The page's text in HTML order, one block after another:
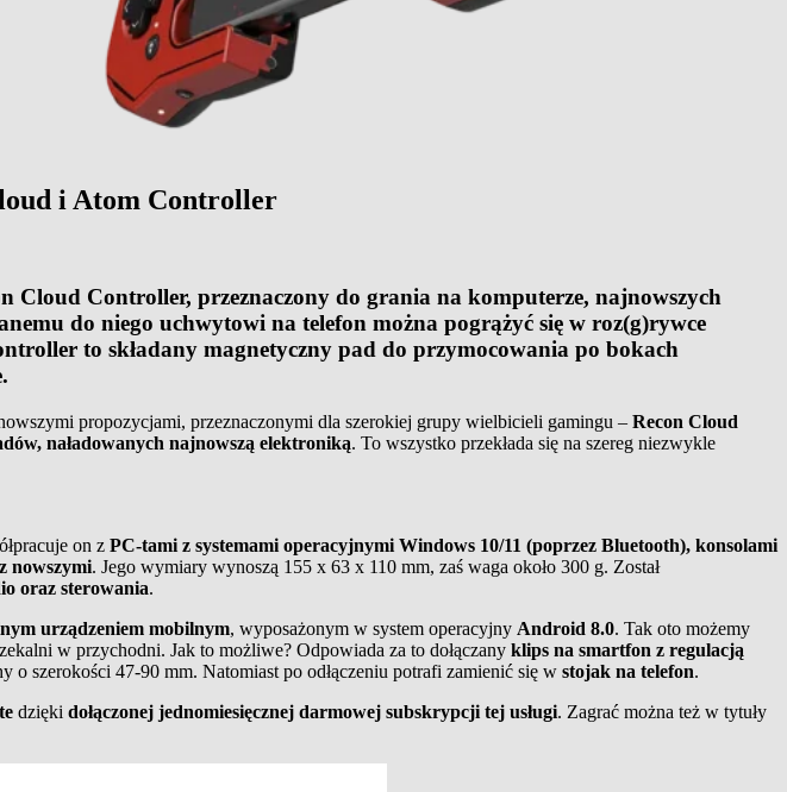
i Atom Controller
Controller, przeznaczony do grania na komputerze, najnowszych
do niego uchwytowi na telefon można pogrążyć się w roz(g)rywce
to składany magnetyczny pad do przymocowania po bokach
propozycjami, przeznaczonymi dla szerokiej grupy wielbicieli gamingu – Recon Cloud
naładowanych najnowszą elektroniką. To wszystko przekłada się na szereg niezwykle
on z PC-tami z systemami operacyjnymi Windows 10/11 (poprzez Bluetooth), konsolami
nowszymi. Jego wymiary wynoszą 155 x 63 x 110 mm, zaś waga około 300 g. Został
oraz sterowania.
urządzeniem mobilnym, wyposażonym w system operacyjny Android 8.0. Tak oto możemy
w przychodni. Jak to możliwe? Odpowiada za to dołączany klips na smartfon z regulacją
o szerokości 47-90 mm. Natomiast po odłączeniu potrafi zamienić się w stojak na telefon.
dzięki dołączonej jednomiesięcznej darmowej subskrypcji tej usługi. Zagrać można też w tytuły